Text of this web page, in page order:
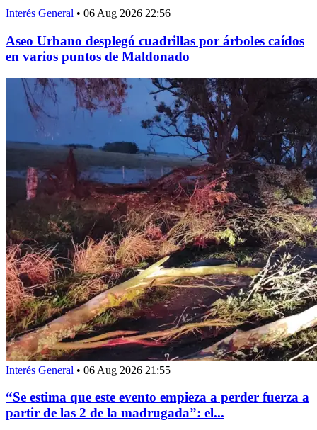
Interés General • 06 Aug 2026 22:56
Aseo Urbano desplegó cuadrillas por árboles caídos
en varios puntos de Maldonado
Interés General • 06 Aug 2026 21:55
“Se estima que este evento empieza a perder fuerza a
partir de las 2 de la madrugada”: el...